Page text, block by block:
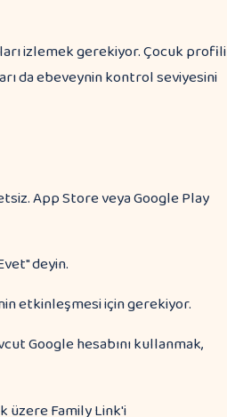
izlemek gerekiyor. Çocuk profili
da ebeveynin kontrol seviyesini
App Store veya Google Play
deyin.
etkinleşmesi için gerekiyor.
Google hesabını kullanmak,
üzere Family Link'i